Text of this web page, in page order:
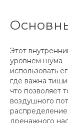
Этот
уровнем шума
использовать
где важна
что позволяет
воздушного
дренажного